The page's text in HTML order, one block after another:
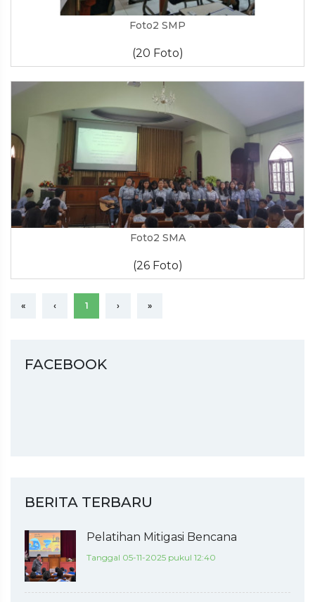
Foto2 SMP
(20 Foto)
Foto2 SMA
(26 Foto)
« ‹ 1 › »
FACEBOOK
BERITA TERBARU
Pelatihan Mitigasi Bencana
Tanggal 05-11-2025 pukul 12:40